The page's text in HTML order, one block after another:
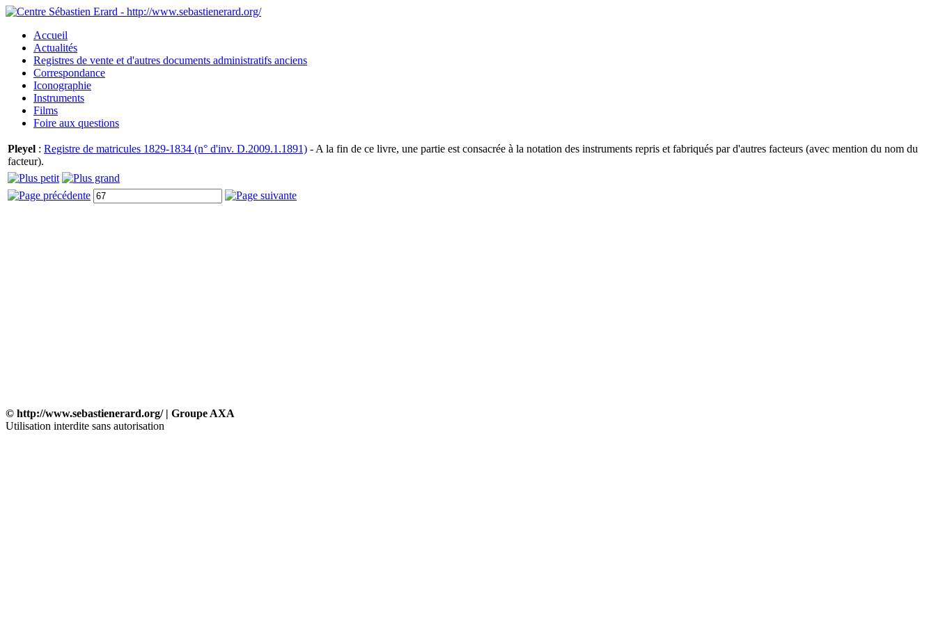
Accueil
Actualités
Registres de vente et d'autres documents administratifs anciens
Correspondance
Iconographie
Instruments
Films
Foire aux questions
Pleyel : Registre de matricules 1829-1834 (n° d'inv. D.2009.1.1891) - A la fin de ce livre, une partie est consacrée à la notation des instruments repris et fabriqués par d'autres facteurs (avec mention du nom du
facteur).
© http://www.sebastienerard.org/ | Groupe AXA
Utilisation interdite sans autorisation